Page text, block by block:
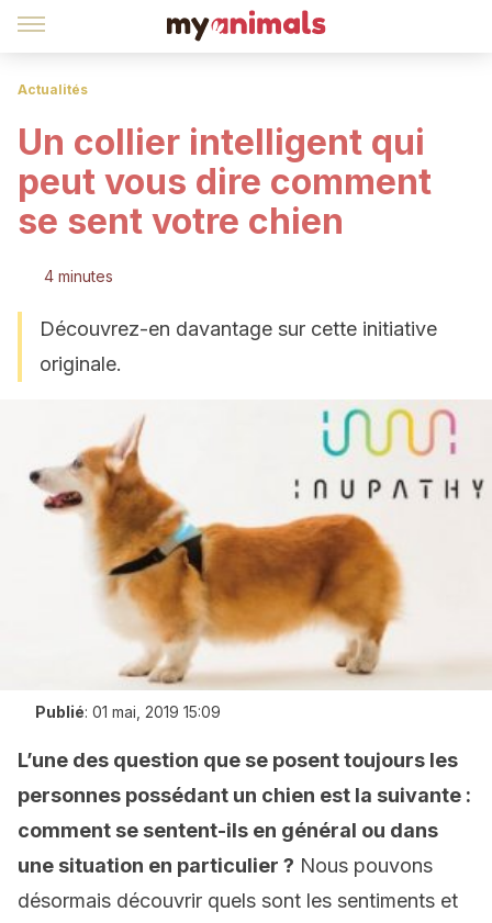
Actualités
Un collier intelligent qui
peut vous dire comment
se sent votre chien
4 minutes
Découvrez-en davantage sur cette initiative
originale.
Publié: 01 mai, 2019 15:09
L’une des question que se posent toujours les
personnes possédant un chien est la suivante :
comment se sentent-ils en général ou dans
une situation en particulier ? Nous pouvons
désormais découvrir quels sont les sentiments et